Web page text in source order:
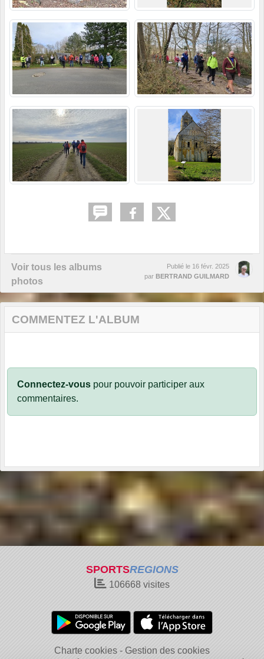
Voir tous les albums
photos
Publié le 16 févr. 2025
par BERTRAND GUILMARD
COMMENTEZ L'ALBUM
Connectez-vous pour pouvoir participer aux
commentaires.
SPORTSREGIONS
106668 visites
Charte cookies
Gestion des cookies